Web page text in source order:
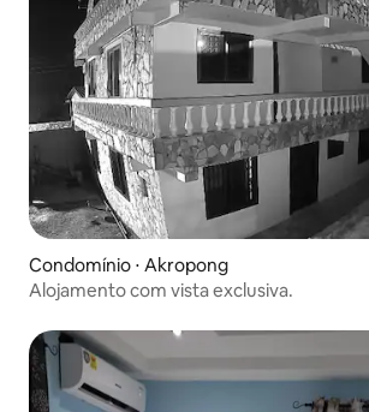
Condomínio ⋅ Akropong
Alojamento com vista exclusiva.